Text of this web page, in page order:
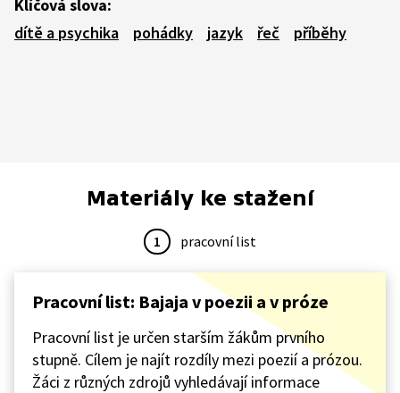
Klíčová slova:
dítě a psychika
pohádky jazyk řeč příběhy
Materiály ke stažení
1 pracovní list
Pracovní list: Bajaja v poezii a v próze
Pracovní list je určen starším žákům prvního
stupně. Cílem je najít rozdíly mezi poezií a prózou.
Žáci z různých zdrojů vyhledávají informace